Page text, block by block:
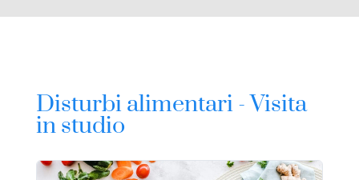
Disturbi alimentari - Visita
in studio